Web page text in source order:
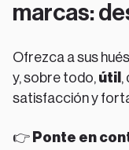
marcas:
Ofrezca a sus
y, sobre todo, útil ,
satisfacción y
👉 Ponte en